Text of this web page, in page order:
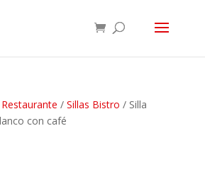
/ Sillas Bistro / Silla
con café